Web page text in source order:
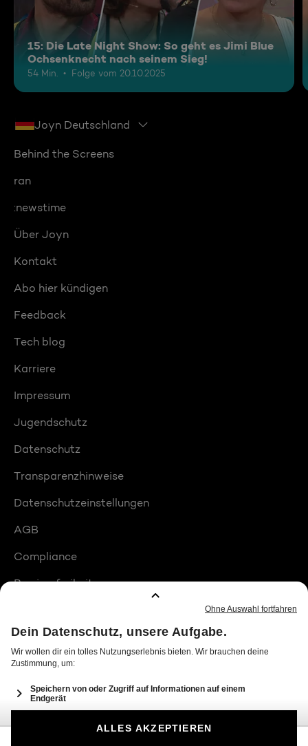
15: Die Late Night Show: So geht es Jimi Blue
Ochsenknecht nach seinem Sieg!
54 Min. Folge vom 20.10.2025
Joyn Deutschland
Behind the Screens
ran
:newstime
Über Joyn
Kontakt
Abo hier kündigen
Feedback
Tech blog
Karriere
Impressum
Jugendschutz
Datenschutz
Transparenzhinweise
Datenschutzeinstellungen
AGB
Compliance
Barrierefreiheit